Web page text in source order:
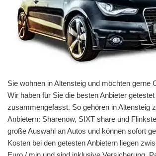
Sie wohnen in Altensteig und möchten gerne
Wir haben für Sie die besten Anbieter getestet
zusammengefasst. So gehören in Altensteig
Anbietern: Sharenow, SIXT share und
große Auswahl an Autos und können sofort
Kosten bei den getesten Anbietern liegen